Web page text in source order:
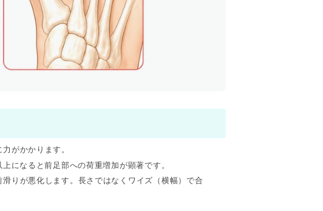
がかかります。
になると前足部への荷重増加が顕著です。
りが悪化します。長さではなくワイズ（横幅）で合